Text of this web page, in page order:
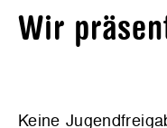
Wir
Keine